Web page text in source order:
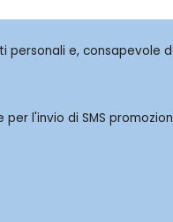
personali e, consapevole
l'invio di SMS